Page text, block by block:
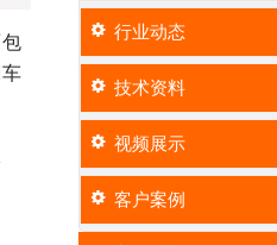
行业动态
技术资料
视频展示
客户案例